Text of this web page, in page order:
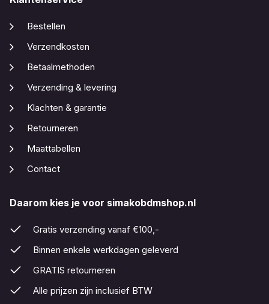
Bestellen
Verzendkosten
Betaalmethoden
Verzending & levering
Klachten & garantie
Retourneren
Maattabellen
Contact
Daarom kies je voor simakobdmshop.nl
Gratis verzending vanaf €100,-
Binnen enkele werkdagen geleverd
GRATIS retourneren
Alle prijzen zijn inclusief BTW